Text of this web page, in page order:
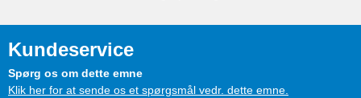
Kundeservice
Spørg os om dette emne
Klik her for at sende os et spørgsmål vedr. dette emne.